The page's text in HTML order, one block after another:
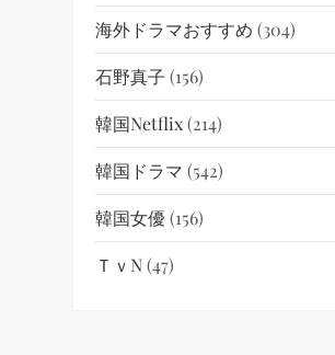
海外ドラマおすすめ (304)
石野真子 (156)
韓国netflix(214)
韓国ドラマ (542)
韓国女優(156)
ＴｖN(47)